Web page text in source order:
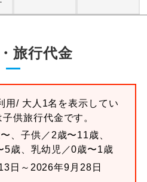
旅行代金
用/ 大人1名を表示してい
供旅行代金です。
、子供／2歳〜11歳、
5歳、乳幼児／0歳〜1歳
日～2026年9月28日